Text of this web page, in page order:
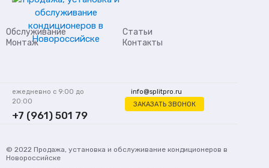
Обслуживание
Монтаж
Статьи
Контакты
info@splitpro.ru
ЗАКАЗАТЬ ЗВОНОК
ежедневно с 9:00 до
20:00
+7 (961) 501 79
© 2022 Продажа, установка и обслуживание кондиционеров в
Новороссийске